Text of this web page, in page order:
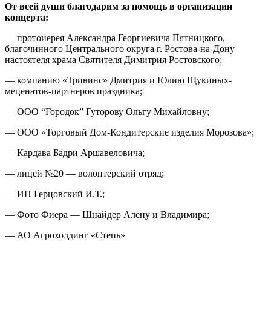
От всей души благодарим за помощь в организации
концерта:
— протоиерея Александра Георгиевича Пятницкого,
благочинного Центрального округа г. Ростова-на-Дону
настоятеля храма Святителя Димитрия Ростовского;
— компанию «Тривинс» Дмитрия и Юлию Щукиных-
меценатов-партнеров праздника;
— ООО “Городок” Гуторову Ольгу Михайловну;
— ООО «Торговый Дом-Кондитерские изделия Морозова»;
— Кардава Бадри Аршавеловича;
— лицей №20 — волонтерский отряд;
— ИП Герцовский И.Т.;
— Фото Фиера — Шнайдер Алёну и Владимира;
— АО Агрохолдинг «Степь»